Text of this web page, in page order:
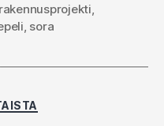
rakennusprojekti
sora